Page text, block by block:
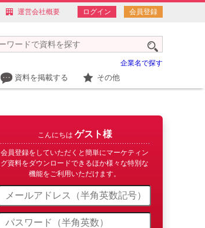
運営会社概要 ログイン 会員登録
企業名で探す
資料を掲載する その他
こんにちは ゲスト様
会員登録をしていただくと簡単にマーケティン
グ資料をダウンロードできるほか様々な特別な
機能をご利用いただけます。